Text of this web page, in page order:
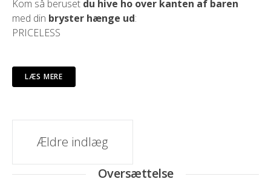
Kom så beruset du hive ho over kanten af ​​baren
med din bryster hænge ud:
PRICELESS
LÆS MERE
Indlæg
navigation
Ældre indlæg
Oversættelse